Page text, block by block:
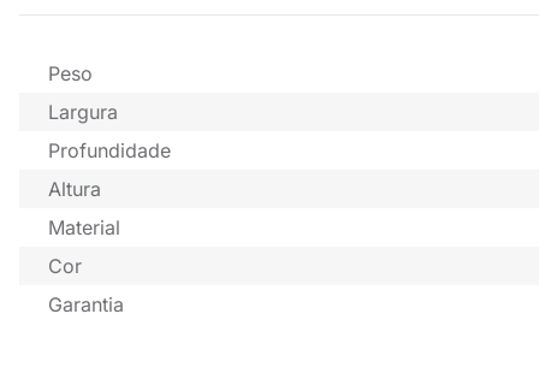
Peso
Largura
Profundidade
Altura
Material
Cor
Garantia